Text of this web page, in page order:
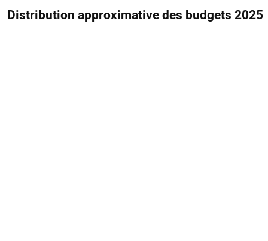
Distribution approximative des budgets 2025